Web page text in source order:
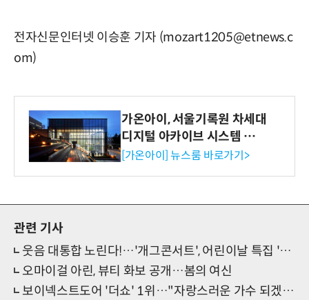
전자신문인터넷 이승훈 기자 (mozart1205@etnews.c
om)
가온아이, 서울기록원 차세대
디지털 아카이브 시스템 구축
수행
[가온아이] 뉴스룸 바로가기>
관련 기사
웃음 대통합 노린다!…'개그콘서트', 어린이날 특집 '전체 관람가' 진행
오마이걸 아린, 뷰티 화보 공개…봄의 여신
보이넥스트도어 '더쇼' 1위…"자랑스러운 가수 되겠다"